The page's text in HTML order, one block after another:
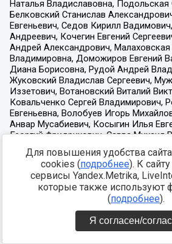
Для повышения удобства
cookies (подробнее). К
сервисы Yandex.Metrika,
которые также используют
(подробнее).
Я согласен/